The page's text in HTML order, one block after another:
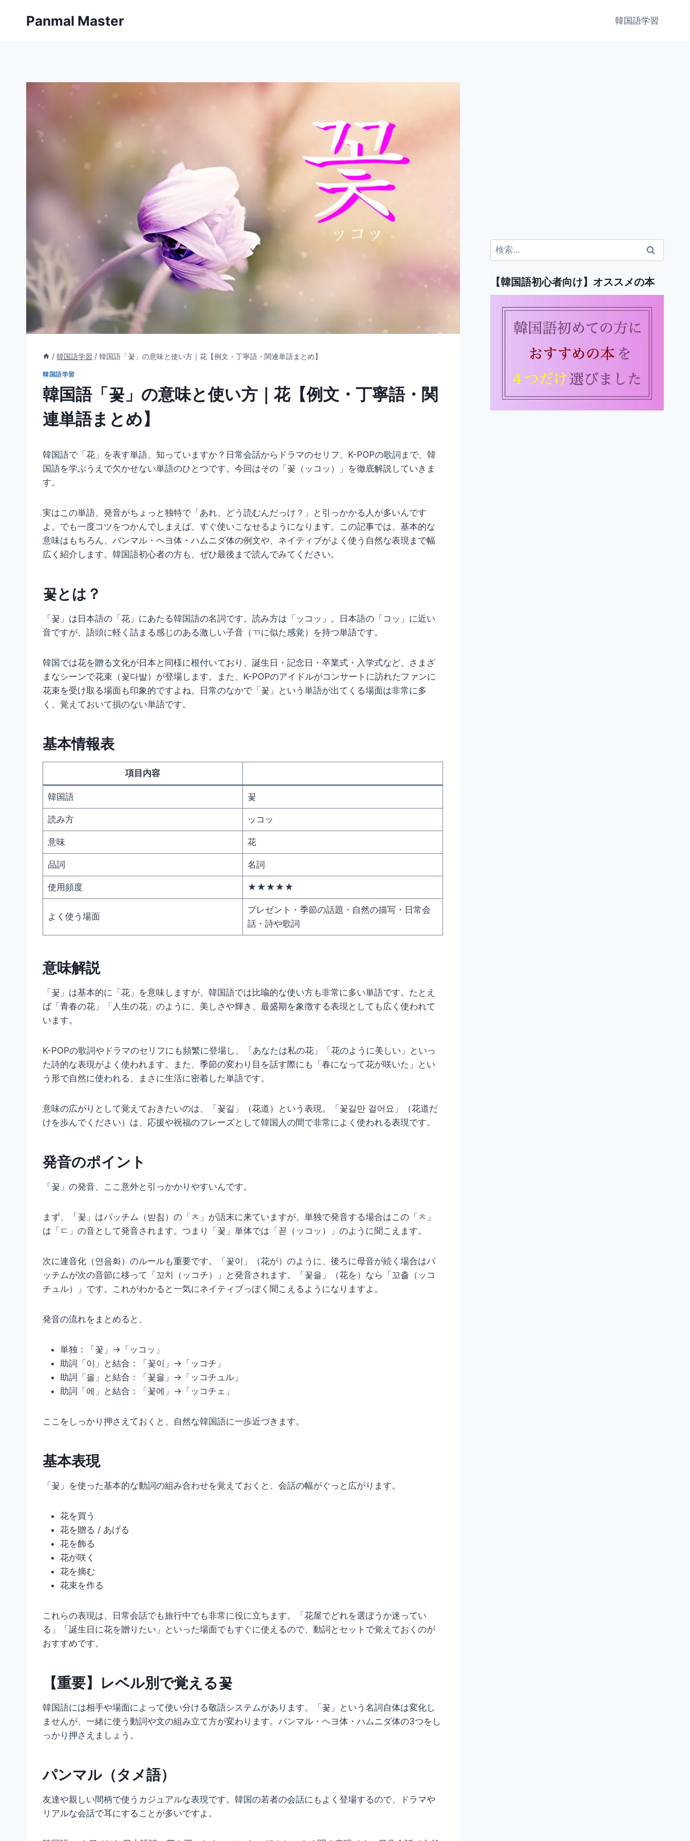
Panmal Master 韓国語学習
/ 韓国語学習 / 韓国語「꽃」の意味と使い方｜花【例文・丁寧語・関連単語まとめ】
韓国語学習
韓国語「꽃」の意味と使い方｜花【例文・丁寧語・関
連単語まとめ】
韓国語で「花」を表す単語、知っていますか？日常会話からドラマのセリフ、K-POPの歌詞まで、韓
国語を学ぶうえで欠かせない単語のひとつです。今回はその「꽃（ッコッ）」を徹底解説していきま
す。
実はこの単語、発音がちょっと独特で「あれ、どう読むんだっけ？」と引っかかる人が多いんです
よ。でも一度コツをつかんでしまえば、すぐ使いこなせるようになります。この記事では、基本的な
意味はもちろん、パンマル・ヘヨ体・ハムニダ体の例文や、ネイティブがよく使う自然な表現まで幅
広く紹介します。韓国語初心者の方も、ぜひ最後まで読んでみてください。
꽃とは？
「꽃」は日本語の「花」にあたる韓国語の名詞です。読み方は「ッコッ」。日本語の「コッ」に近い
音ですが、語頭に軽く詰まる感じのある激しい子音（ㄲに似た感覚）を持つ単語です。
韓国では花を贈る文化が日本と同様に根付いており、誕生日・記念日・卒業式・入学式など、さまざ
まなシーンで花束（꽃다발）が登場します。また、K-POPのアイドルがコンサートに訪れたファンに
花束を受け取る場面も印象的ですよね。日常のなかで「꽃」という単語が出てくる場面は非常に多
く、覚えておいて損のない単語です。
基本情報表
項目内容
韓国語 꽃
読み方 ッコッ
意味 花
品詞 名詞
使用頻度 ★★★★★
よく使う場面
プレゼント・季節の話題・自然の描写・日常会
話・詩や歌詞
意味解説
「꽃」は基本的に「花」を意味しますが、韓国語では比喩的な使い方も非常に多い単語です。たとえ
ば「青春の花」「人生の花」のように、美しさや輝き、最盛期を象徴する表現としても広く使われて
います。
K-POPの歌詞やドラマのセリフにも頻繁に登場し、「あなたは私の花」「花のように美しい」といっ
た詩的な表現がよく使われます。また、季節の変わり目を話す際にも「春になって花が咲いた」とい
う形で自然に使われる、まさに生活に密着した単語です。
意味の広がりとして覚えておきたいのは、「꽃길」（花道）という表現。「꽃길만 걸어요」（花道だ
けを歩んでください）は、応援や祝福のフレーズとして韓国人の間で非常によく使われる表現です。
発音のポイント
「꽃」の発音、ここ意外と引っかかりやすいんです。
まず、「꽃」はパッチム（받침）の「ㅊ」が語末に来ていますが、単独で発音する場合はこの「ㅊ」
は「ㄷ」の音として発音されます。つまり「꽃」単体では「꼳（ッコッ）」のように聞こえます。
次に連音化（연음화）のルールも重要です。「꽃이」（花が）のように、後ろに母音が続く場合はパ
ッチムが次の音節に移って「꼬치（ッコチ）」と発音されます。「꽃을」（花を）なら「꼬츨（ッコ
チュル）」です。これがわかると一気にネイティブっぽく聞こえるようになりますよ。
発音の流れをまとめると、
単独：「꽃」→「ッコッ」
助詞「이」と結合：「꽃이」→「ッコチ」
助詞「을」と結合：「꽃을」→「ッコチュル」
助詞「에」と結合：「꽃에」→「ッコチェ」
ここをしっかり押さえておくと、自然な韓国語に一歩近づきます。
基本表現
「꽃」を使った基本的な動詞の組み合わせを覚えておくと、会話の幅がぐっと広がります。
花を買う
花を贈る / あげる
花を飾る
花が咲く
花を摘む
花束を作る
これらの表現は、日常会話でも旅行中でも非常に役に立ちます。「花屋でどれを選ぼうか迷ってい
る」「誕生日に花を贈りたい」といった場面でもすぐに使えるので、動詞とセットで覚えておくのが
おすすめです。
【重要】レベル別で覚える꽃
韓国語には相手や場面によって使い分ける敬語システムがあります。「꽃」という名詞自体は変化し
ませんが、一緒に使う動詞や文の組み立て方が変わります。パンマル・ヘヨ体・ハムニダ体の3つをし
っかり押さえましょう。
パンマル（タメ語）
友達や親しい間柄で使うカジュアルな表現です。韓国の若者の会話にもよく登場するので、ドラマや
リアルな会話で耳にすることが多いですよ。
検
索:
【韓国語初心者向け】オススメの本